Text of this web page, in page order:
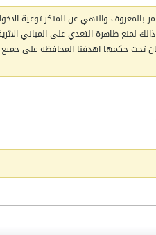
بالمعروف والنهي عن المنكر توعية
ذالك لمنع ظاهرة التعدي على المباني
حكمها اهدفنا المحافظه على جميع